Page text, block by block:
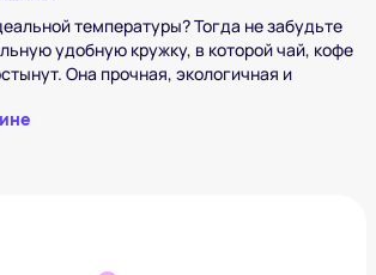
температуры? Тогда не забудьте
удобную кружку, в которой чай, кофе
Она прочная, экологичная и